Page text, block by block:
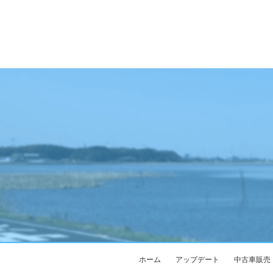
ホーム アップデート 中古車販売